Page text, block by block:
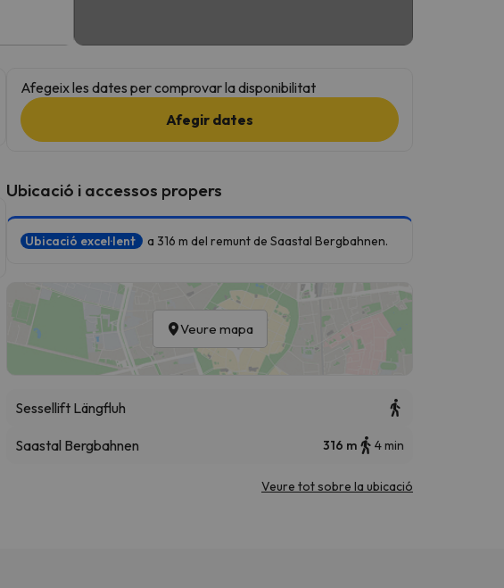
Afegeix les dates per comprovar la disponibilitat
Afegir dates
Ubicació i accessos propers
Ubicació excel·lent a 316 m del remunt de Saastal Bergbahnen.
Veure mapa
Sessellift Längfluh
Saastal Bergbahnen 316 m 4 min
Veure tot sobre la ubicació